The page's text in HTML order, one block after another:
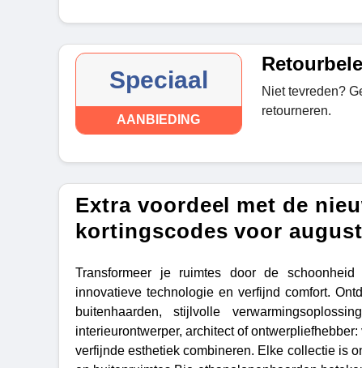
Speciaal
AANBIEDING
Niet tevreden?
retourneren.
Extra voordeel met de
kortingscodes voor
Transformeer je ruimtes door de
innovatieve technologie en verfijnd comfort.
buitenhaarden, stijlvolle
interieurontwerper, architect of
verfijnde esthetiek combineren. Elke collectie is